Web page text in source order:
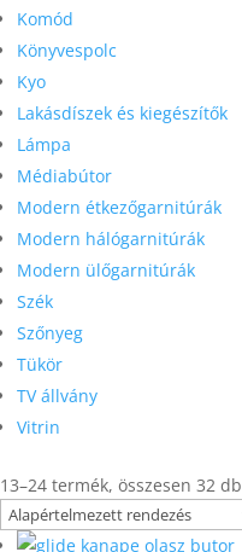
Komód
Könyvespolc
Kyo
Lakásdíszek és kiegészítők
Lámpa
Médiabútor
Modern étkezőgarnitúrák
Modern hálógarnitúrák
Modern ülőgarnitúrák
Szék
Szőnyeg
Tükör
TV állvány
Vitrin
13–24 termék, összesen 32 db